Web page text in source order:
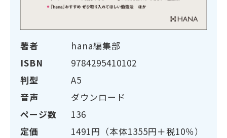
著者
hana編集部
ISBN
9784295410102
判型
A5
音声
ダウンロード
ページ数
136
定価
1491円（本体1355円＋税10％）